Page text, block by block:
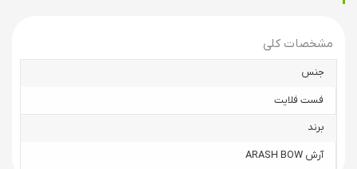
مشخصات کلی
جنس
فست فلایت
برند
آرش ARASH BOW